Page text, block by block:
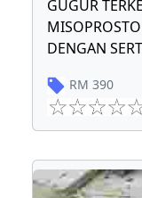
GUGUR
DENGAN
RM 390